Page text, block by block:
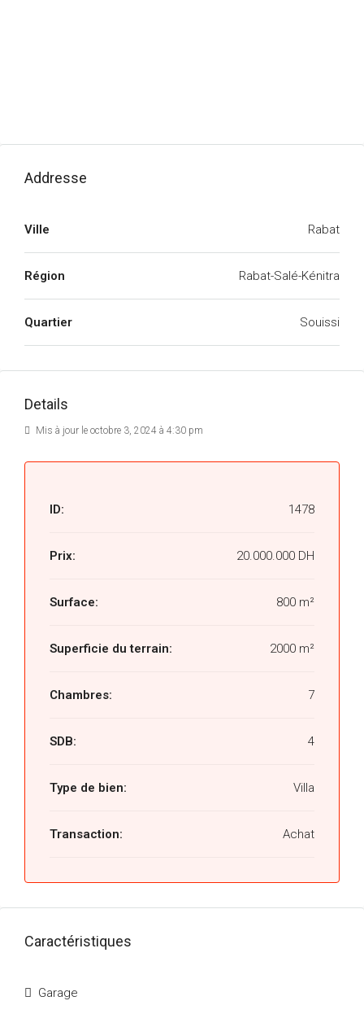
Addresse
Ville Rabat
Région Rabat-Salé-Kénitra
Quartier Souissi
Details
Mis à jour le octobre 3, 2024 à 4:30 pm
ID: 1478
Prix: 20.000.000 DH
Surface: 800 m²
Superficie du terrain: 2000 m²
Chambres: 7
SDB: 4
Type de bien: Villa
Transaction: Achat
Caractéristiques
Garage